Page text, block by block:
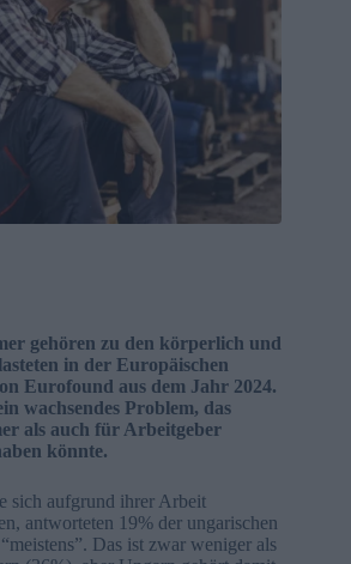
gehören zu den körperlich und
in der Europäischen
Eurofound aus dem Jahr 2024.
wachsendes Problem, das
als auch für Arbeitgeber
könnte.
sich aufgrund ihrer Arbeit
antworteten 19% der ungarischen
Das ist zwar weniger als